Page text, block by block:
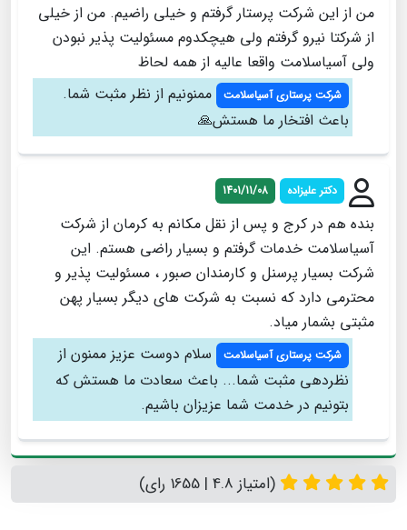
من از این شرکت پرستار گرفتم و خیلی راضیم. من از خیلی
از شرکتا نیرو گرفتم ولی هیچکدوم مسئولیت پذیر نبودن
ولی آسیاسلامت واقعا عالیه از همه لحاظ
شرکت پرستاری آسیاسلامت
ممنونیم از نظر مثبت شما.
باعث افتخار ما هستش🙏
دکتر علیزاده 1401/11/08
بنده هم در کرج و پس از نقل مکانم به کرمان از شرکت
آسیاسلامت خدمات گرفتم و بسیار راضی هستم. این
شرکت بسیار پرسنل و کارمندان صبور ، مسئولیت پذیر و
محترمی دارد که نسبت به شرکت های دیگر بسیار پهن
مثبتی بشمار میاد.
شرکت پرستاری آسیاسلامت
سلام دوست عزیز ممنون از
نظردهی مثبت شما... باعث سعادت ما هستش که
بتونیم در خدمت شما عزیزان باشیم.
(امتیاز 4.8 | 1655 رای)